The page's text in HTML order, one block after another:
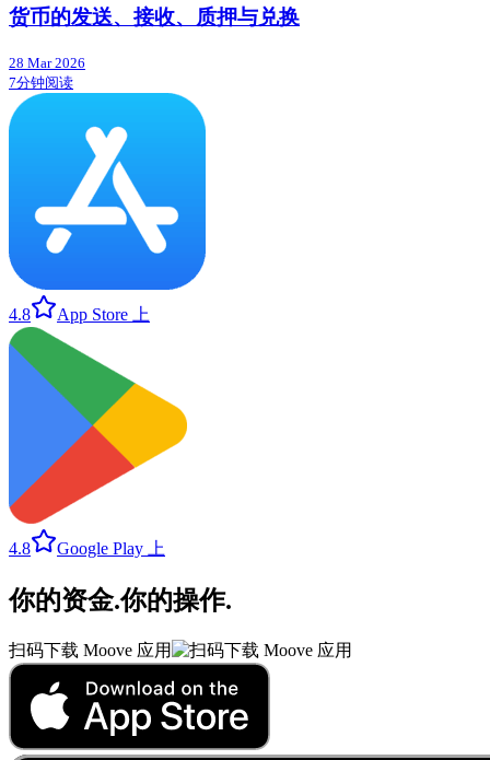
货币的发送、接收、质押与兑换
28 Mar 2026
7分钟阅读
4.8 App Store 上
4.8 Google Play 上
你的资金.你的操作.
扫码下载 Moove 应用